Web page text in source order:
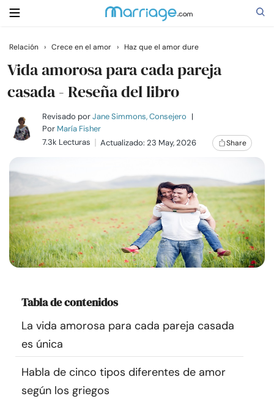
Buscar
Casarse
Relaciones
Ayuda
Cursos
Comunidad
Encuentra un terapeuta
Idioma
Relación › Crece en el amor › Haz que el amor dure
Vida amorosa para cada pareja
casada - Reseña del libro
Revisado porJane Simmons, Consejero |
Por María Fisher
7.3k Lecturas
Actualizado: 23 May, 2026 Share
Tabla de contenidos
La vida amorosa para cada pareja casada
es única
Habla de cinco tipos diferentes de amor
según los griegos